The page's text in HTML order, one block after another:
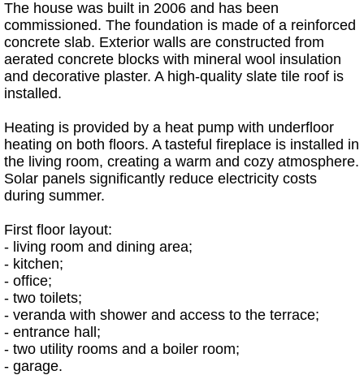
The house was built in 2006 and has been
commissioned. The foundation is made of a reinforced
concrete slab. Exterior walls are constructed from
aerated concrete blocks with mineral wool insulation
and decorative plaster. A high-quality slate tile roof is
installed.
Heating is provided by a heat pump with underfloor
heating on both floors. A tasteful fireplace is installed in
the living room, creating a warm and cozy atmosphere.
Solar panels significantly reduce electricity costs
during summer.
First floor layout:
- living room and dining area;
- kitchen;
- office;
- two toilets;
- veranda with shower and access to the terrace;
- entrance hall;
- two utility rooms and a boiler room;
- garage.